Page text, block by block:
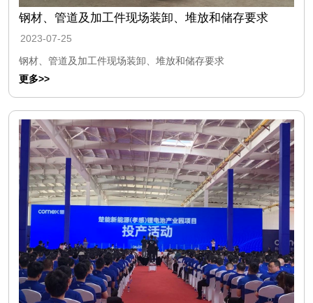
钢材、管道及加工件现场装卸、堆放和储存要求
2023-07-25
钢材、管道及加工件现场装卸、堆放和储存要求
更多>>